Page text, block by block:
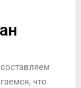
что